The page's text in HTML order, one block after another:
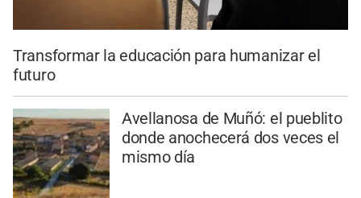
Transformar la educación para humanizar el
futuro
Avellanosa de Muñó: el pueblito
donde anochecerá dos veces el
mismo día